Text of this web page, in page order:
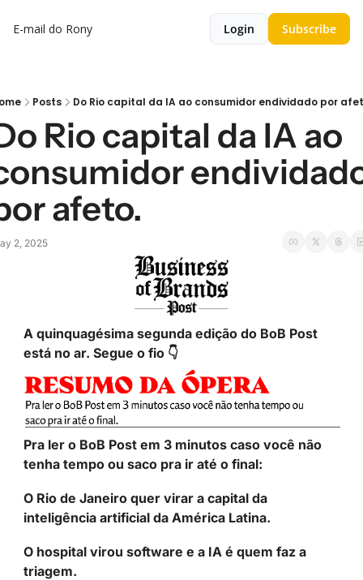
E-mail do Rony Login Subscribe
Posts Do Rio capital da IA ao consumidor endividado por
Rio capital da IA ao
afeto.
2, 2025
A quinquagésima segunda edição do BoB Post
está no ar. Segue o fio 👇
Pra ler o BoB Post em 3 minutos caso você não
tenha tempo ou saco pra ir até o final:
O Rio de Janeiro quer virar a capital da
inteligência artificial da América Latina.
O hospital virou software e a IA é quem faz a
triagem.